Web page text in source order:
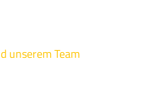
unserem Team